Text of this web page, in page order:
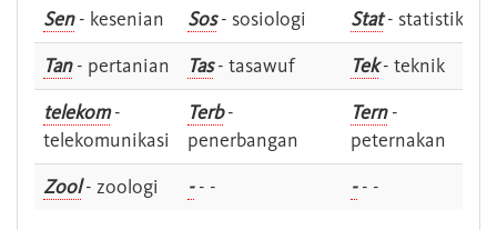
Sen- kesenian Sos- sosiologi Stat- statistik
Tan- pertanian Tas- tasawuf Tek- teknik
telekom-
telekomunikasi
Terb-
penerbangan
Tern-
peternakan
Zool- zoologi -- - -- -